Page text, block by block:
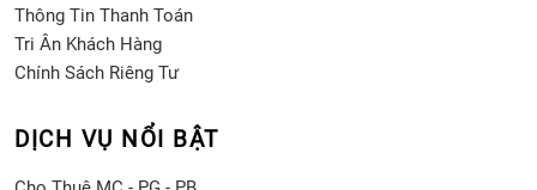
Thông Tin Thanh Toán
Tri Ân Khách Hàng
Chính Sách Riêng Tư
DỊCH VỤ NỔI BẬT